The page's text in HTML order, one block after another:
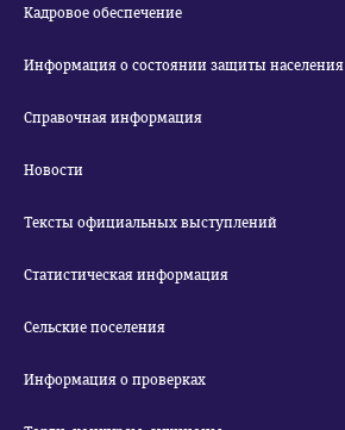
Кадровое обеспечение
Информация о состоянии защиты населения
Справочная информация
Новости
Тексты официальных выступлений
Статистическая информация
Сельские поселения
Информация о проверках